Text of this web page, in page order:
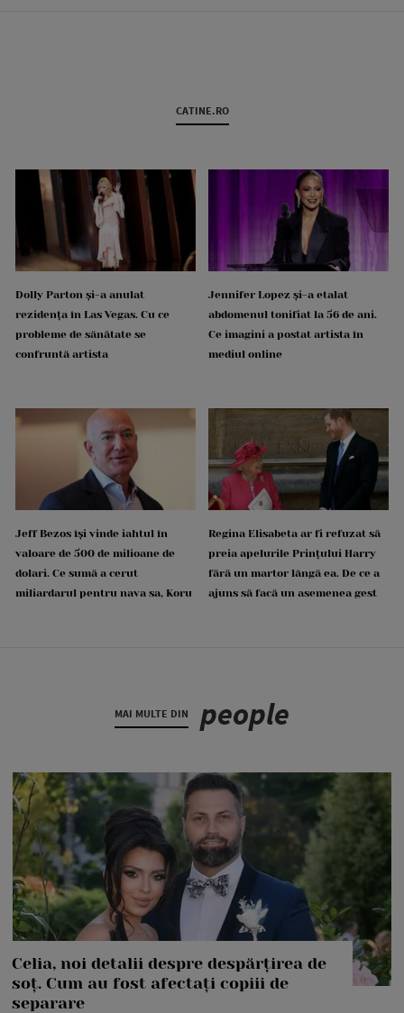
CATINE.RO
Dolly Parton și-a anulat
rezidența în Las Vegas. Cu ce
probleme de sănătate se
confruntă artista
Jennifer Lopez și-a etalat
abdomenul tonifiat la 56 de ani.
Ce imagini a postat artista în
mediul online
Jeff Bezos își vinde iahtul în
valoare de 500 de milioane de
dolari. Ce sumă a cerut
miliardarul pentru nava sa, Koru
Regina Elisabeta ar fi refuzat să
preia apelurile Prințului Harry
fără un martor lângă ea. De ce a
ajuns să facă un asemenea gest
MAI MULTE DIN people
Celia, noi detalii despre despărțirea de
soț. Cum au fost afectați copiii de
separare